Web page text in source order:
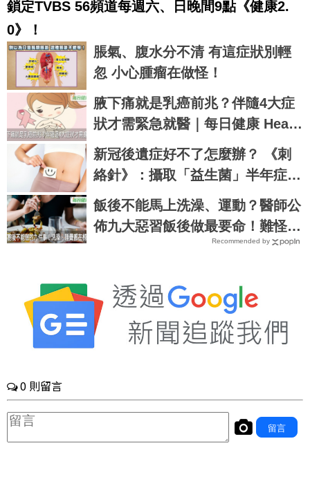
鎖定TVBS 56頻道每週六、日晚間9點《健康2.
0》！
脹氣、腹水分不清 有這症狀別輕
忽 小心腫瘤在做怪！
腋下痛就是乳癌前兆？伴隨4大症
狀才需緊急就醫｜每日健康 Healt
h
新冠後遺症好不了怎麼辦？ 《刺
絡針》：攝取「益生菌」半年症狀
有望緩解6成以上
飯後不能馬上洗澡、運動？醫師公
佈九大惡習飯後做最要命！難怪肥
胖、三高纏你一生｜每日健康 Hea
Recommended by